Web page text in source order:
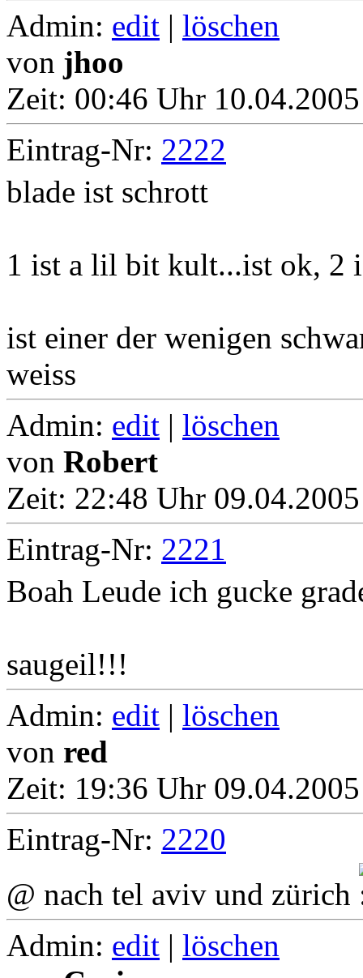
Admin: edit | löschen
von jhoo
Zeit: 00:46 Uhr
Eintrag-Nr: 2222
blade ist schrott
1 ist a lil bit kult...ist ok, 2
ist einer der wenigen
weiss
Admin: edit | löschen
von Robert
Zeit: 22:48 Uhr
Eintrag-Nr: 2221
Boah Leude ich gucke
saugeil!!!
Admin: edit | löschen
von red
Zeit: 19:36 Uhr
Eintrag-Nr: 2220
@ nach tel aviv und zürich
Admin: edit | löschen